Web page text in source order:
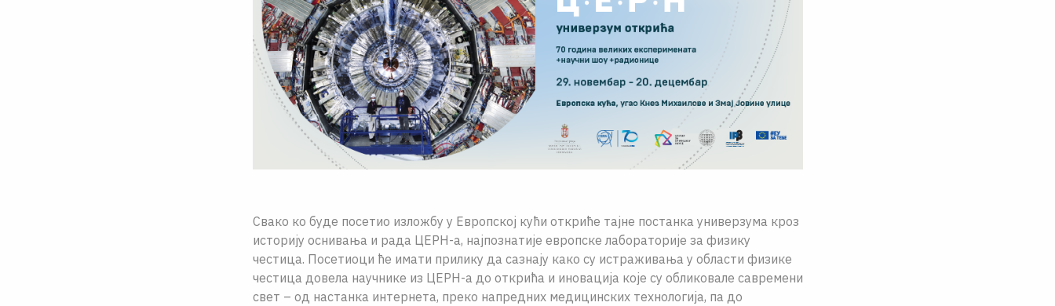
Свако ко буде посетио изложбу у Европској кући откриће тајне постанка универзума кроз
историју оснивања и рада ЦЕРН-а, најпознатије европске лабораторије за физику
честица. Посетиоци ће имати прилику да сазнају како су истраживања у области физике
честица довела научнике из ЦЕРН-а до открића и иновација које су обликовале савремени
свет – од настанка интернета, преко напредних медицинских технологија, па до